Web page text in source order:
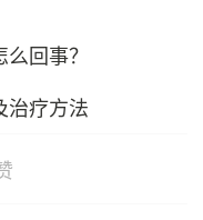
回事？
治疗方法